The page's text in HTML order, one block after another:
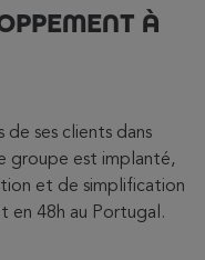
À
de ses clients dans
groupe est implanté,
et de simplification
en 48h au Portugal.